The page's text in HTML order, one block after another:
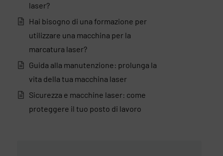
laser?
Hai bisogno di una formazione per
utilizzare una macchina per la
marcatura laser?
Guida alla manutenzione: prolunga la
vita della tua macchina laser
Sicurezza e macchine laser: come
proteggere il tuo posto di lavoro